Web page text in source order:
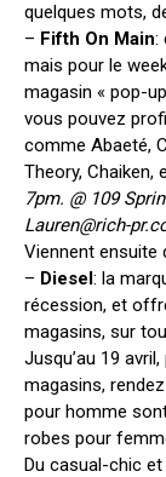
quelques mots,
– Fifth On Main:
mais pour le
magasin « pop-
vous pouvez
comme Abaeté,
Theory, Chaiken,
7pm. @ 109
Lauren@rich-
Viennent ensuite
– Diesel: la
récession, et
magasins, sur
Jusqu’au 19
magasins,
pour homme
robes pour
Du casual-chic